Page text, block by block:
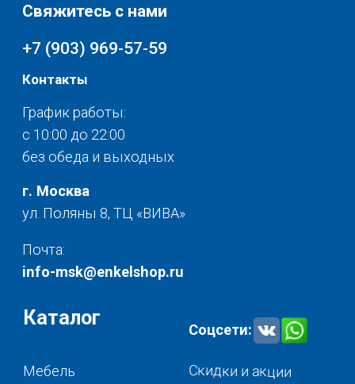
Текстиль для дома
Разное
О нас
© 2025 - Интернет-магазин Enkelshop.ru